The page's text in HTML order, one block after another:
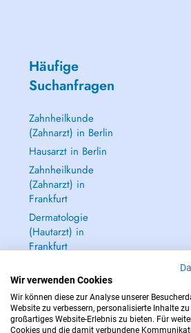
Häufige
Suchanfragen
Zahnheilkunde
(Zahnarzt) in Berlin
Hausarzt in Berlin
Zahnheilkunde
(Zahnarzt) in
Frankfurt
Dermatologie
(Hautarzt) in
Frankfurt
Wir verwenden Cookies
Wir können diese zur Analyse unserer
Website zu verbessern, personalisierte Inhalte
großartiges Website-Erlebnis zu bieten. Für
Cookies und die damit verbundene